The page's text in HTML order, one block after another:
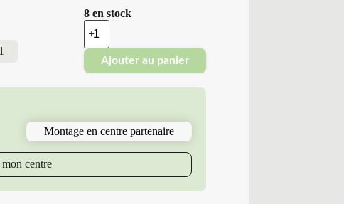
8 en stock
quantité
de
Michelin
Pneus
Neufs
91
H
Ajouter au panier
Montage en centre partenaire
centre